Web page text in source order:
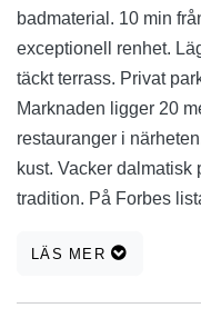
badmaterial. 10 min
exceptionell renhet.
täckt terrass. Privat
Marknaden ligger 20
restauranger i
kust. Vacker dalmatisk
tradition. På Forbes
kilometer lång vacker
LÄS MER